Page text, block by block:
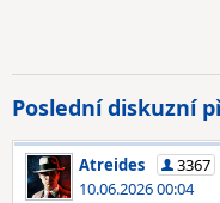
Poslední diskuzní
Atreides
3367
10.06.2026 00:04